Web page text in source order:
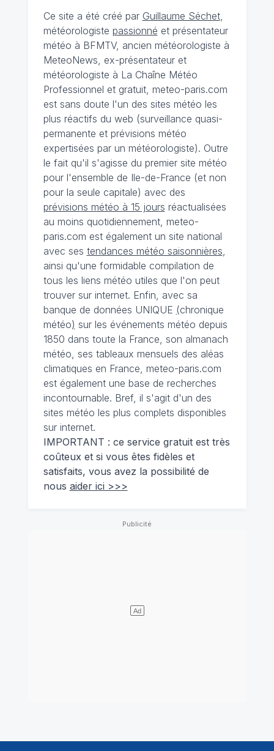
Ce site a été créé par Guillaume Séchet,
météorologiste passionné et présentateur
météo à BFMTV, ancien météorologiste à
MeteoNews, ex-présentateur et
météorologiste à La Chaîne Météo
Professionnel et gratuit, meteo-paris.com
est sans doute l'un des sites météo les
plus réactifs du web (surveillance quasi-
permanente et prévisions météo
expertisées par un météorologiste). Outre
le fait qu'il s'agisse du premier site météo
pour l'ensemble de Ile-de-France (et non
pour la seule capitale) avec des
prévisions météo à 15 jours réactualisées
au moins quotidiennement, meteo-
paris.com est également un site national
avec ses tendances météo saisonnières,
ainsi qu'une formidable compilation de
tous les liens météo utiles que l'on peut
trouver sur internet. Enfin, avec sa
banque de données UNIQUE (chronique
météo) sur les événements météo depuis
1850 dans toute la France, son almanach
météo, ses tableaux mensuels des aléas
climatiques en France, meteo-paris.com
est également une base de recherches
incontournable. Bref, il s'agit d'un des
sites météo les plus complets disponibles
sur internet.
IMPORTANT : ce service gratuit est très
coûteux et si vous êtes fidèles et
satisfaits, vous avez la possibilité de
nous aider ici >>>